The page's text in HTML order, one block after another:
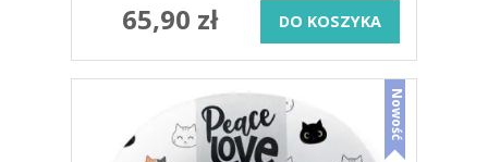
65,90 zł DO KOSZYKA
Nowość